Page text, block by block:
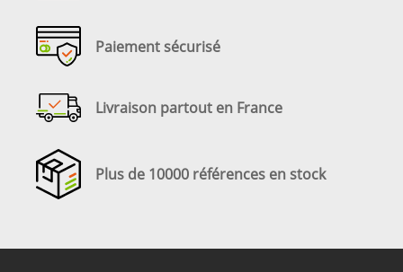
Paiement sécurisé
Livraison partout en France
Plus de 10000 références en stock